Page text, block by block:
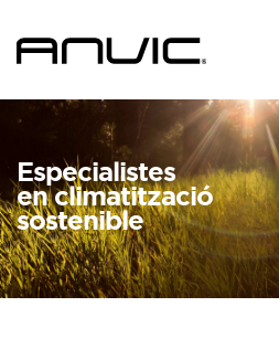
Especialistes
en climatització
sostenible